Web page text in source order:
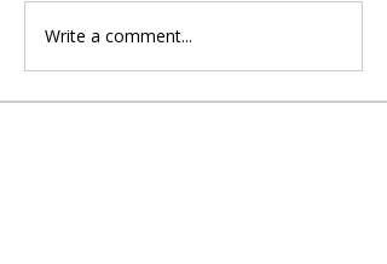
Write a comment...